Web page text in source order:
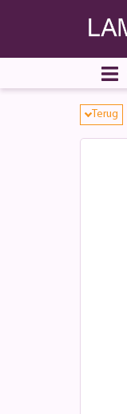
Terug